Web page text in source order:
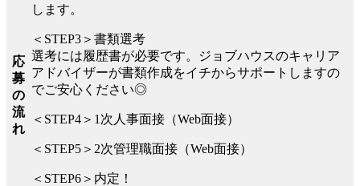
応
募
の
流
れ
します。
＜STEP3＞書類選考
選考には履歴書が必要です。ジョブハウスのキャリア
アドバイザーが書類作成をイチからサポートしますの
でご安心ください◎
＜STEP4＞1次人事面接（Web面接）
＜STEP5＞2次管理職面接（Web面接）
＜STEP6＞内定！